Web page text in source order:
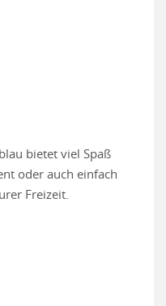
bietet viel Spaß
oder auch einfach
Freizeit.